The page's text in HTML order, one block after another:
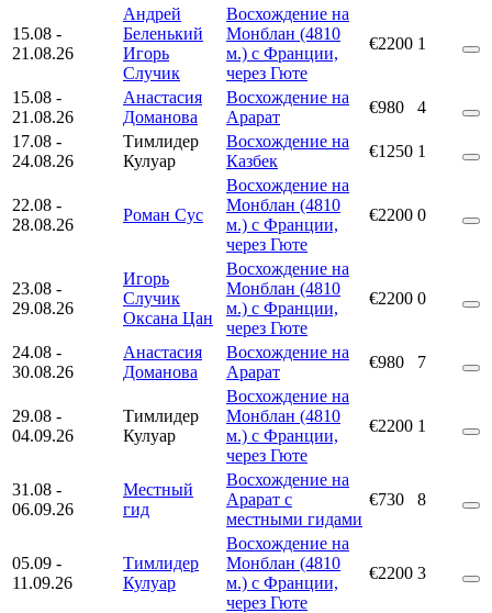
15.08 -
21.08.26
Андрей
Беленький
Игорь
Случик
Восхождение на
Монблан (4810
м.) с Франции,
через Гюте
€2200 1
15.08 -
21.08.26
Анастасия
Доманова
Восхождение на
Арарат
€980
4
17.08 -
24.08.26
Тимлидер
Кулуар
Восхождение на
Казбек
€1250 1
22.08 -
28.08.26
Роман Сус
Восхождение на
Монблан (4810
м.) с Франции,
через Гюте
€2200 0
23.08 -
29.08.26
Игорь
Случик
Оксана Цан
Восхождение на
Монблан (4810
м.) с Франции,
через Гюте
€2200 0
24.08 -
30.08.26
Анастасия
Доманова
Восхождение на
Арарат
€980 7
29.08 -
04.09.26
Тимлидер
Кулуар
Восхождение на
Монблан (4810
м.) с Франции,
через Гюте
€2200 1
31.08 -
06.09.26
Местный
гид
Восхождение на
Арарат с
местными гидами
€730 8
05.09 -
11.09.26
Тимлидер
Кулуар
Восхождение на
Монблан (4810
м.) с Франции,
через Гюте
€2200 3